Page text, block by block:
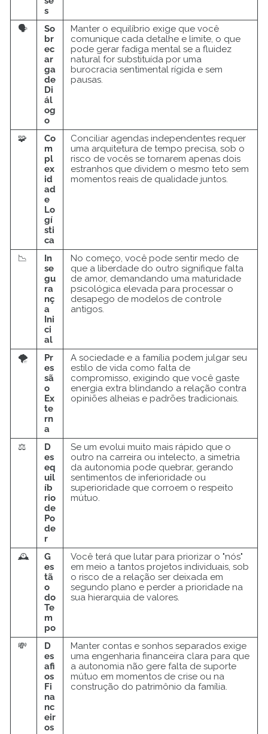
s
🗣️
So
br
ec
ar
ga
de
Di
ál
og
o
Manter o equilíbrio exige que você
comunique cada detalhe e limite, o que
pode gerar fadiga mental se a fluidez
natural for substituída por uma
burocracia sentimental rígida e sem
pausas.
🧩
Co
m
pl
ex
id
ad
e
Lo
gí
sti
ca
Conciliar agendas independentes requer
uma arquitetura de tempo precisa, sob o
risco de vocês se tornarem apenas dois
estranhos que dividem o mesmo teto sem
momentos reais de qualidade juntos.
📉
In
se
gu
ra
nç
a
Ini
ci
al
No começo, você pode sentir medo de
que a liberdade do outro signifique falta
de amor, demandando uma maturidade
psicológica elevada para processar o
desapego de modelos de controle
antigos.
🌪️
Pr
es
sã
o
Ex
te
rn
a
A sociedade e a família podem julgar seu
estilo de vida como falta de
compromisso, exigindo que você gaste
energia extra blindando a relação contra
opiniões alheias e padrões tradicionais.
⚖️
D
es
eq
uil
íb
rio
de
Po
de
r
Se um evolui muito mais rápido que o
outro na carreira ou intelecto, a simetria
da autonomia pode quebrar, gerando
sentimentos de inferioridade ou
superioridade que corroem o respeito
mútuo.
🕰️
G
es
tã
o
do
Te
m
po
Você terá que lutar para priorizar o "nós"
em meio a tantos projetos individuais, sob
o risco de a relação ser deixada em
segundo plano e perder a prioridade na
sua hierarquia de valores.
💸
D
es
afi
os
Fi
na
nc
eir
os
Manter contas e sonhos separados exige
uma engenharia financeira clara para que
a autonomia não gere falta de suporte
mútuo em momentos de crise ou na
construção do patrimônio da família.